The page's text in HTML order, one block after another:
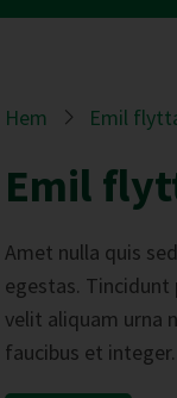
Hem Emil
Emil
Amet nulla quis
egestas.
velit aliquam urna
faucibus et